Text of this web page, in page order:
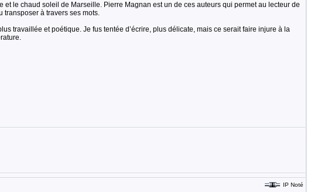
le chaud soleil de Marseille. Pierre Magnan est un de ces auteurs qui permet au lecteur de
transposer à travers ses mots.
travaillée et poétique. Je fus tentée d’écrire, plus délicate, mais ce serait faire injure à la
IP Noté